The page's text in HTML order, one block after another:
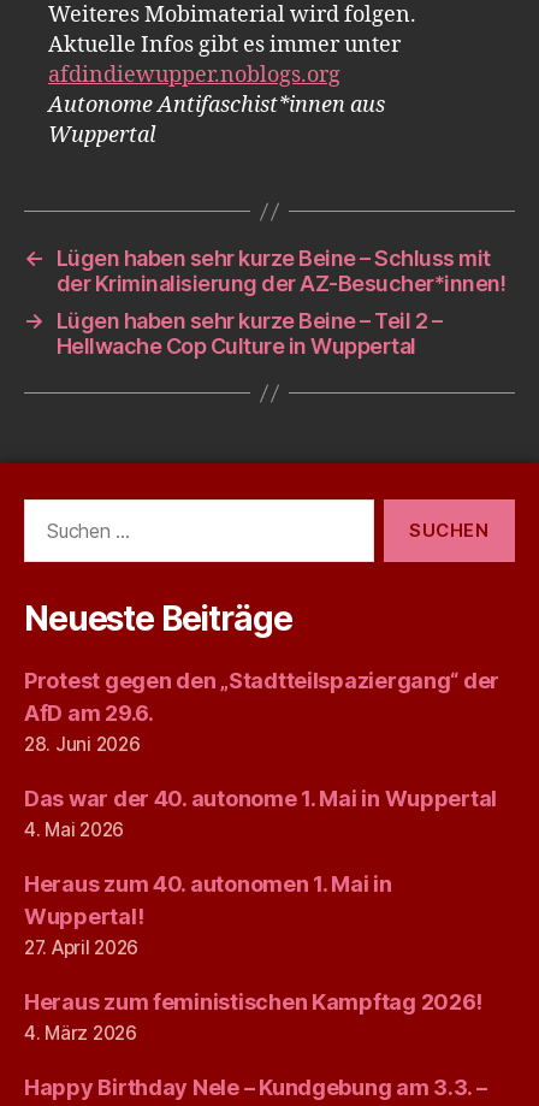
Weiteres Mobimaterial wird folgen.
Aktuelle Infos gibt es immer unter
afdindiewupper.noblogs.org
Autonome Antifaschist*innen aus
Wuppertal
←
Lügen haben sehr kurze Beine – Schluss mit
der Kriminalisierung der AZ-Besucher*innen!
→
Lügen haben sehr kurze Beine – Teil 2 –
Hellwache Cop Culture in Wuppertal
nach:
Neueste Beiträge
Protest gegen den „Stadtteilspaziergang“ der
AfD am 29.6.
28. Juni 2026
Das war der 40. autonome 1. Mai in Wuppertal
4. Mai 2026
Heraus zum 40. autonomen 1. Mai in
Wuppertal!
27. April 2026
Heraus zum feministischen Kampftag 2026!
4. März 2026
Happy Birthday Nele – Kundgebung am 3.3. –